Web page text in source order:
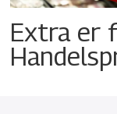
Extra er